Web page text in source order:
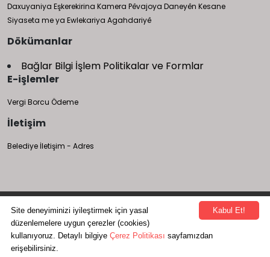
Daxuyaniya Eşkerekirina Kamera Pêvajoya Daneyên Kesane
Siyaseta me ya Ewlekariya Agahdariyê
Dökümanlar
Bağlar Bilgi İşlem Politikalar ve Formlar
E-işlemler
Vergi Borcu Ödeme
İletişim
Belediye İletişim - Adres
Bağlar Belediyesi Bilgi İşlem Müdürlüğü tarafından yapılmıştır.
412 251 93 00
Kabul Et!
Site deneyiminizi iyileştirmek için yasal
düzenlemelere uygun çerezler (cookies)
kullanıyoruz. Detaylı bilgiye Çerez Politikası sayfamızdan
erişebilirsiniz.